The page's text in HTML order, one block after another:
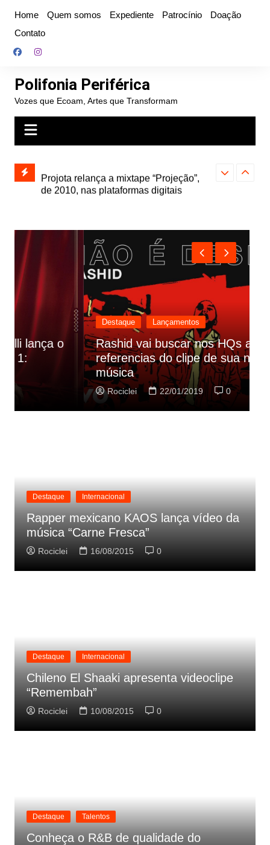
conteúdo
Home Quem somos Expediente Patrocínio
Doação
Contato
Polifonia Periférica
Vozes que Ecoam, Artes que Transformam
e abre
autoral,
de 2010, nas plataformas digitais
Farofa
Lançamentos
Rashid vai buscar nos HQs as
referencias do clipe de sua nova
22/01/2019 0
Destaque Internacional
Rapper mexicano KAOS lança vídeo da
música “Carne Fresca”
Rociclei 16/08/2015 0
Destaque Internacional
Chileno El Shaaki apresenta videoclipe
“Remembah”
Rociclei 10/08/2015 0
Destaque Talentos
Conheça o R&B de qualidade do